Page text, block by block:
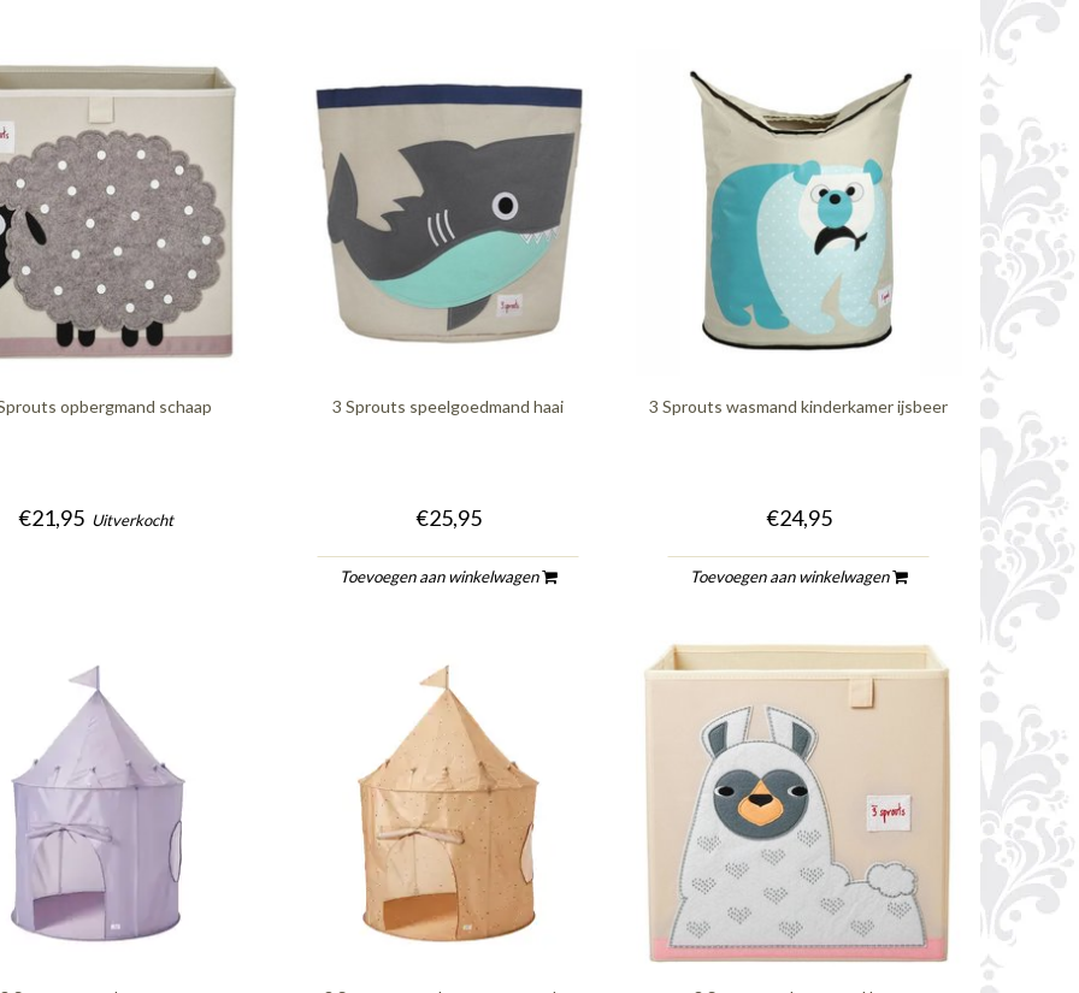
opbergmand schaap
€21,95 Uitverkocht
3 Sprouts speelgoedmand haai
€25,95
Toevoegen aan winkelwagen
3 Sprouts wasmand kinderkamer ijsbeer
€24,95
Toevoegen aan winkelwagen